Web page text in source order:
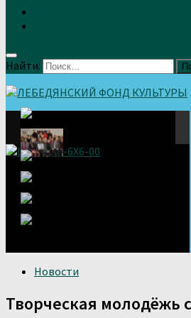
Найти:
Новости
Творческая молодёжь